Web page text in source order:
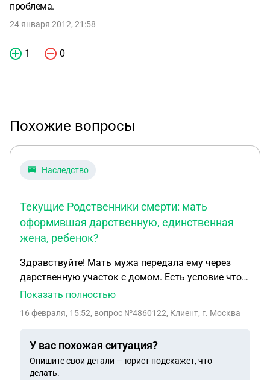
проблема.
24 января 2012, 21:58
1 0
Похожие вопросы
Наследство
Текущие Родственники смерти: мать
оформившая дарственную, единственная
жена, ребенок?
Здравствуйте! Мать мужа передала ему через
дарственную участок с домом. Есть условие что в
случае его смерти участок с домом перейдет
построит новый дом на этом участке , снеся
участок ? Текущие Родственники смерти : мать
оформившая дарственную, единственная жена ,
Показать полностью
16 февраля, 15:52, вопрос №4860122, Клиент, г. Москва
У вас похожая ситуация?
Опишите свои детали — юрист подскажет, что
делать.